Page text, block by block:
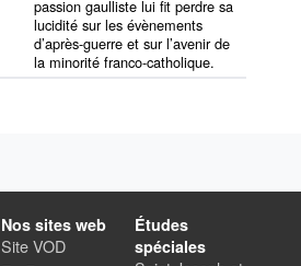
passion gaulliste lui fit perdre sa
lucidité sur les évènements
d’après-guerre et sur l’avenir de
la minorité franco-catholique.
Nos sites web
Site VOD
Études
spéciales